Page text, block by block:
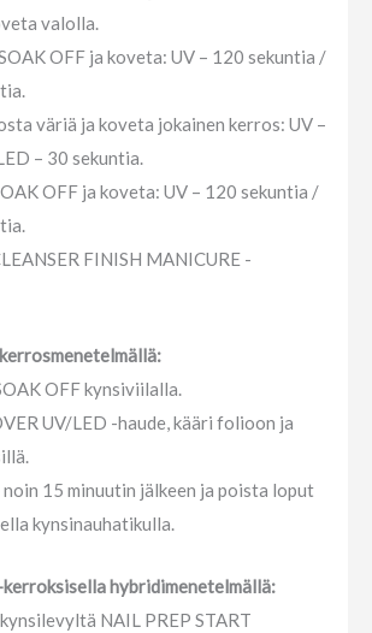
valolla.
OFF ja koveta: UV – 120 sekuntia /
väriä ja koveta jokainen kerros: UV –
– 30 sekuntia.
OFF ja koveta: UV – 120 sekuntia /
FINISH MANICURE -
OFF kynsiviilalla.
UV/LED -haude, kääri folioon ja
noin 15 minuutin jälkeen ja poista loput
kynsinauhatikulla.
hybridimenetelmällä:
NAIL PREP START